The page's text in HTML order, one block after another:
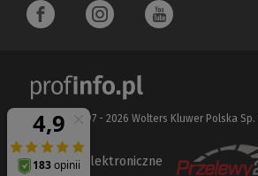
Copyright 1997 - 2026 Wolters Kluwer Polska Sp.
Płatności elektroniczne
(Nowe
(Link